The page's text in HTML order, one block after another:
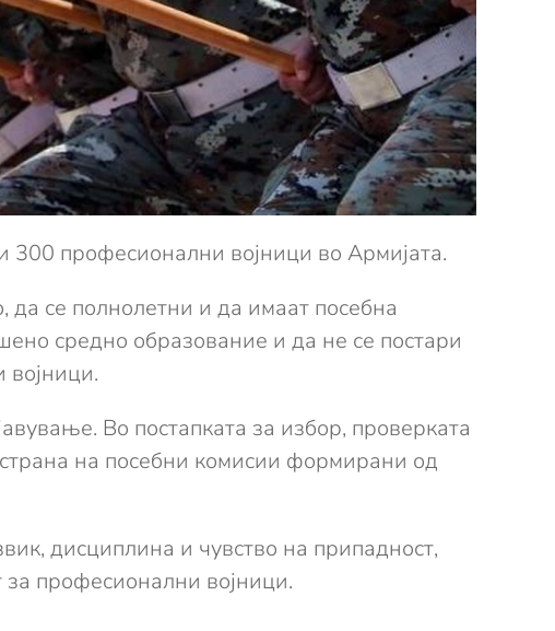
300 професионални војници во Армијата.
се полнолетни и да имаат посебна
средно образование и да не се постари
Во постапката за избор, проверката
на посебни комисии формирани од
дисциплина и чувство на припадност,
за професионални војници.